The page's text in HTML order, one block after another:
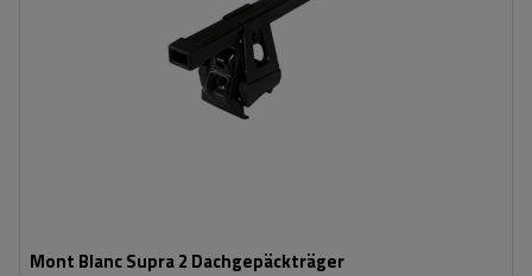
Mont Blanc Supra 2 Dachgepäckträger